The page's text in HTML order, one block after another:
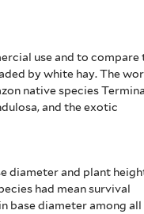
use and to compare
by white hay. The
native species
and the exotic
diameter and plant
had mean survival
base diameter among all